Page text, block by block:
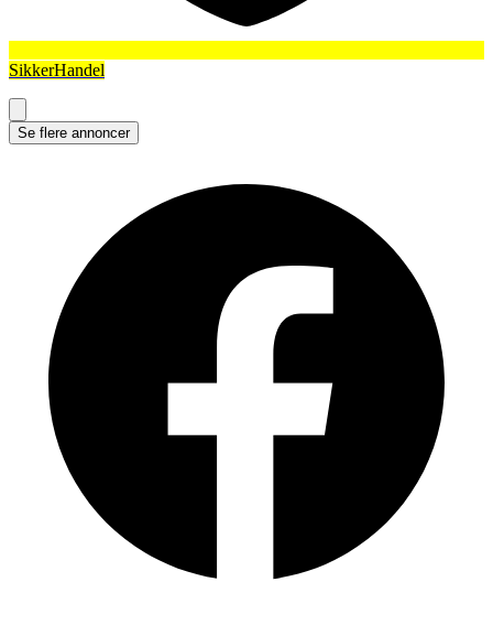
SikkerHandel
Se flere annoncer